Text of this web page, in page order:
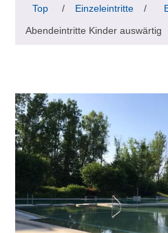
Top / Einzeleintritte /
Abendeintritte Kinder auswärtig